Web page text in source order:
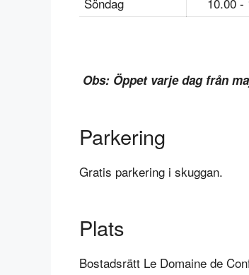
Obs: Öppet varje dag från
Parkering
Gratis parkering i skuggan.
Plats
Bostadsrätt Le Domaine de